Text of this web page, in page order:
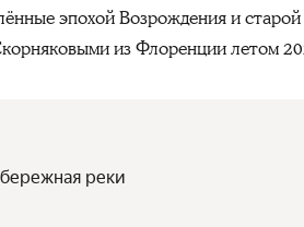
эпохой Возрождения и
из Флоренции летом
реки